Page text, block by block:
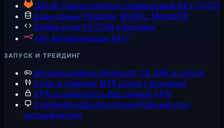
GitLab Самостоятельно размещенный Git + CI/CD
Базы данных Postgres, MySQL, MongoDB
Сервер кодаVS Code в браузере
n8n Автоматизации 24/7
ЗАПУСК И ТРЕЙДИНГ
Игровые серверы Minecraft, CS, ARK и другое
Forex и трейдинг MT5 рядом с брокером
VPN и приватностьВаш личный VPN
Удалённая рабочая станцияРабочий стол,
который не спит